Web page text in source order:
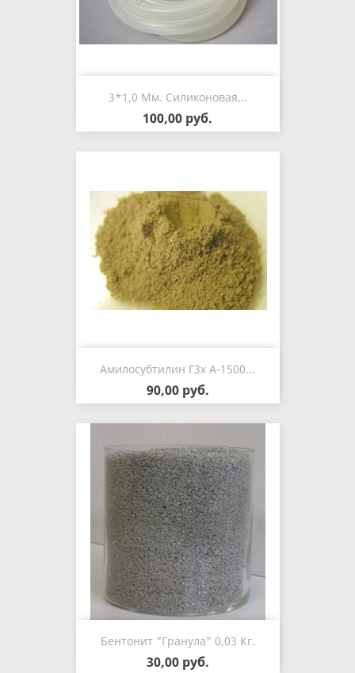
3*1,0 Мм. Силиконовая...
100,00 руб.
Амилосубтилин Г3x А-1500...
90,00 руб.
Бентонит "гранула" 0,03 Кг.
30,00 руб.